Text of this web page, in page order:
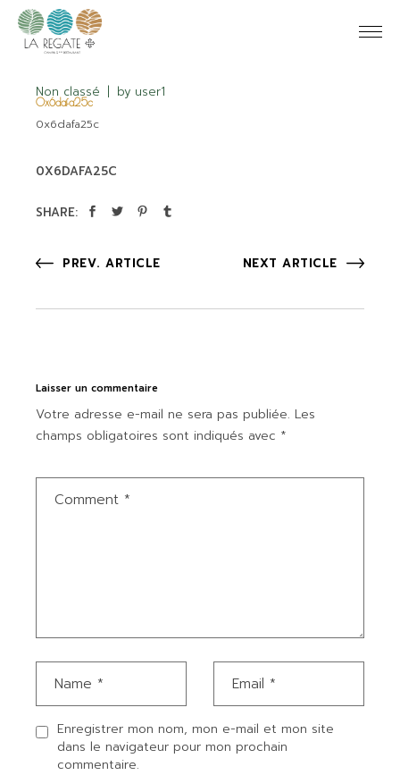
Non classé by user1
0x6dafa25c
0x6dafa25c
0X6DAFA25C
SHARE:
PREV. ARTICLE NEXT ARTICLE
Laisser un commentaire
Votre adresse e-mail ne sera pas publiée. Les
champs obligatoires sont indiqués avec *
Enregistrer mon nom, mon e-mail et mon site
dans le navigateur pour mon prochain
commentaire.